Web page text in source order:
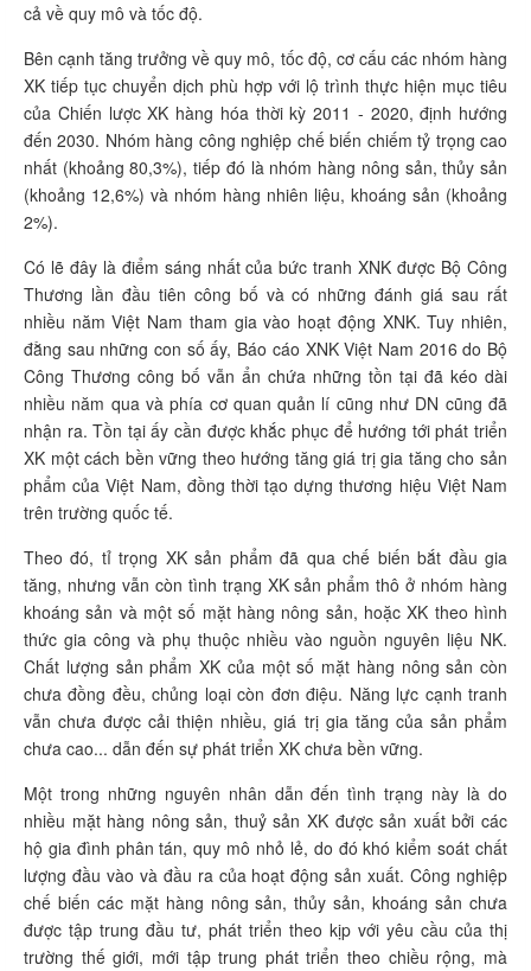
cả về quy mô và tốc độ.
Bên cạnh tăng trưởng về quy mô, tốc độ, cơ cấu các nhóm hàng
XK tiếp tục chuyển dịch phù hợp với lộ trình thực hiện mục tiêu
của Chiến lược XK hàng hóa thời kỳ 2011 - 2020, định hướng
đến 2030. Nhóm hàng công nghiệp chế biến chiếm tỷ trọng cao
nhất (khoảng 80,3%), tiếp đó là nhóm hàng nông sản, thủy sản
(khoảng 12,6%) và nhóm hàng nhiên liệu, khoáng sản (khoảng
2%).
Có lẽ đây là điểm sáng nhất của bức tranh XNK được Bộ Công
Thương lần đầu tiên công bố và có những đánh giá sau rất
nhiều năm Việt Nam tham gia vào hoạt động XNK. Tuy nhiên,
đằng sau những con số ấy, Báo cáo XNK Việt Nam 2016 do Bộ
Công Thương công bố vẫn ẩn chứa những tồn tại đã kéo dài
nhiều năm qua và phía cơ quan quản lí cũng như DN cũng đã
nhận ra. Tồn tại ấy cần được khắc phục để hướng tới phát triển
XK một cách bền vững theo hướng tăng giá trị gia tăng cho sản
phẩm của Việt Nam, đồng thời tạo dựng thương hiệu Việt Nam
trên trường quốc tế.
Theo đó, tỉ trọng XK sản phẩm đã qua chế biến bắt đầu gia
tăng, nhưng vẫn còn tình trạng XK sản phẩm thô ở nhóm hàng
khoáng sản và một số mặt hàng nông sản, hoặc XK theo hình
thức gia công và phụ thuộc nhiều vào nguồn nguyên liệu NK.
Chất lượng sản phẩm XK của một số mặt hàng nông sản còn
chưa đồng đều, chủng loại còn đơn điệu. Năng lực cạnh tranh
vẫn chưa được cải thiện nhiều, giá trị gia tăng của sản phẩm
chưa cao... dẫn đến sự phát triển XK chưa bền vững.
Một trong những nguyên nhân dẫn đến tình trạng này là do
nhiều mặt hàng nông sản, thuỷ sản XK được sản xuất bởi các
hộ gia đình phân tán, quy mô nhỏ lẻ, do đó khó kiểm soát chất
lượng đầu vào và đầu ra của hoạt động sản xuất. Công nghiệp
chế biến các mặt hàng nông sản, thủy sản, khoáng sản chưa
được tập trung đầu tư, phát triển theo kịp với yêu cầu của thị
trường thế giới, mới tập trung phát triển theo chiều rộng, mà